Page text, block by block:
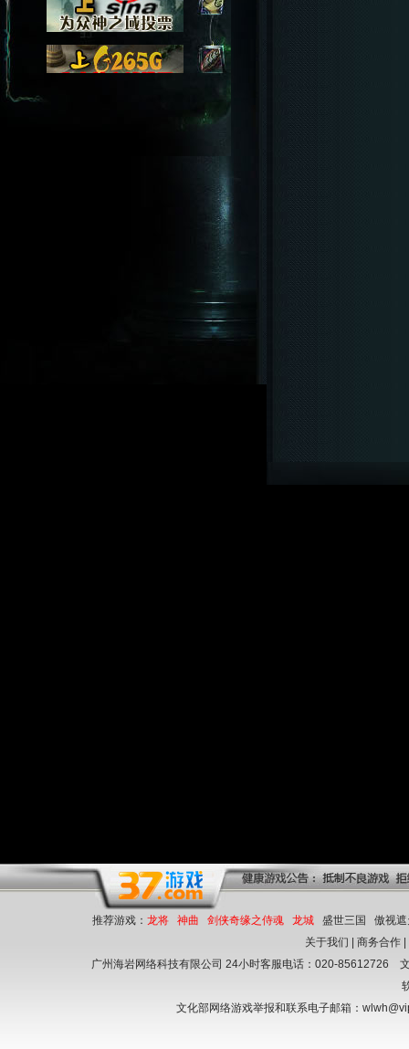
推荐游戏：龙将 神曲 剑侠奇缘之侍魂 龙城 盛世三国
傲视
关于我们
|商务合作
广州海岩网络科技有限公司 24小时客服电话：020-85612726
文化部网络游戏举报和联系电子邮箱：